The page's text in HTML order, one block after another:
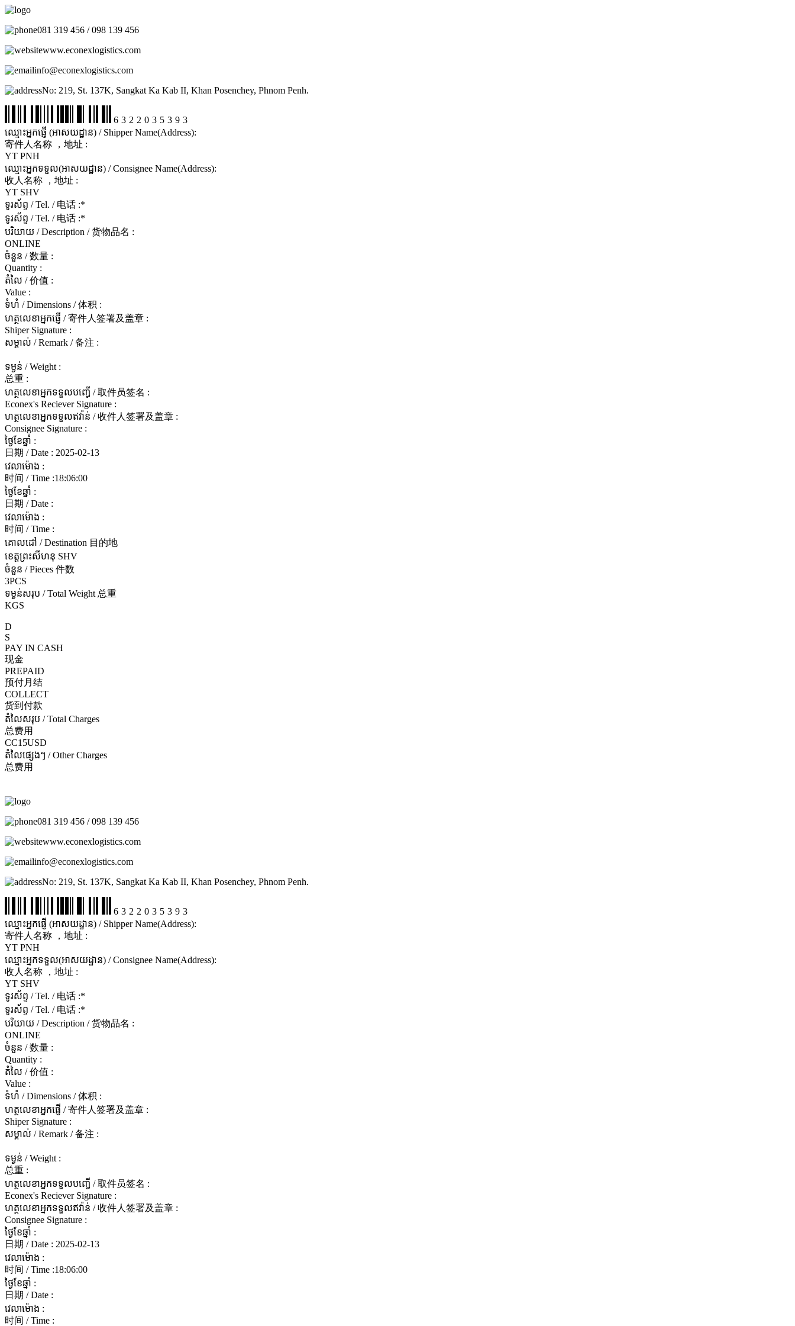
081 319 456 / 098 139 456
www.econexlogistics.com
info@econexlogistics.com
No: 219, St. 137K, Sangkat Ka Kab II, Khan Posenchey, Phnom Penh.
6322035393
ឈ្មោះអ្នកផ្ញើ (អាសយដ្ឋាន) / Shipper Name(Address):
寄件人名称 ，地址 :
YT PNH
ឈ្មោះអ្នកទទួល(អាសយដ្ឋាន) / Consignee Name(Address):
收人名称 ，地址 :
YT SHV
ទូរស័ព្ទ / Tel. / 电话 :*
ទូរស័ព្ទ / Tel. / 电话 :*
បរិយាយ / Description / 货物品名 :
ONLINE
ចំនួន / 数量 :
Quantity :
តំលៃ / 价值 :
Value :
ទំហំ / Dimensions / 体积 :
ហត្ថលេខាអ្នកផ្ញើ / 寄件人签署及盖章 :
Shiper Signature :
សម្គាល់ / Remark / 备注 :
ទម្ងន់ / Weight :
总重 :
ហត្ថលេខាអ្នកទទួលបញ្ធើ / 取件员签名 :
Econex's Reciever Signature :
ហត្ថលេខាអ្នកទទួលឥវ៉ាន់ / 收件人签署及盖章 :
Consignee Signature :
ថ្ងៃខែឆ្នាំ :
日期 / Date : 2025-02-13
វេលាម៉ោង :
时间 / Time :18:06:00
ថ្ងៃខែឆ្នាំ :
日期 / Date :
វេលាម៉ោង :
时间 / Time :
គោលដៅ / Destination 目的地
ខេត្តព្រះសីហនុ SHV
ចំនួន / Pieces 件数
3PCS
ទម្ងន់សរុប / Total Weight 总重
KGS
D
S
PAY IN CASH
现金
PREPAID
预付月结
COLLECT
货到付款
តំលៃសរុប / Total Charges
总费用
CC15USD
តំលៃផ្សេងៗ / Other Charges
总费用
081 319 456 / 098 139 456
www.econexlogistics.com
info@econexlogistics.com
No: 219, St. 137K, Sangkat Ka Kab II, Khan Posenchey, Phnom Penh.
6322035393
ឈ្មោះអ្នកផ្ញើ (អាសយដ្ឋាន) / Shipper Name(Address):
寄件人名称 ，地址 :
YT PNH
ឈ្មោះអ្នកទទួល(អាសយដ្ឋាន) / Consignee Name(Address):
收人名称 ，地址 :
YT SHV
ទូរស័ព្ទ / Tel. / 电话 :*
ទូរស័ព្ទ / Tel. / 电话 :*
បរិយាយ / Description / 货物品名 :
ONLINE
ចំនួន / 数量 :
Quantity :
តំលៃ / 价值 :
Value :
ទំហំ / Dimensions / 体积 :
ហត្ថលេខាអ្នកផ្ញើ / 寄件人签署及盖章 :
Shiper Signature :
សម្គាល់ / Remark / 备注 :
ទម្ងន់ / Weight :
总重 :
ហត្ថលេខាអ្នកទទួលបញ្ធើ / 取件员签名 :
Econex's Reciever Signature :
ហត្ថលេខាអ្នកទទួលឥវ៉ាន់ / 收件人签署及盖章 :
Consignee Signature :
ថ្ងៃខែឆ្នាំ :
日期 / Date : 2025-02-13
វេលាម៉ោង :
时间 / Time :18:06:00
ថ្ងៃខែឆ្នាំ :
日期 / Date :
វេលាម៉ោង :
时间 / Time :